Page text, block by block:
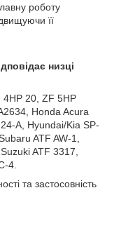
роботу
її
низці
4HP 20, ZF 5HP
Honda Acura
A, Hyundai/Kia SP-
ATF AW-1,
ATF 3317,
4.
та застосовність